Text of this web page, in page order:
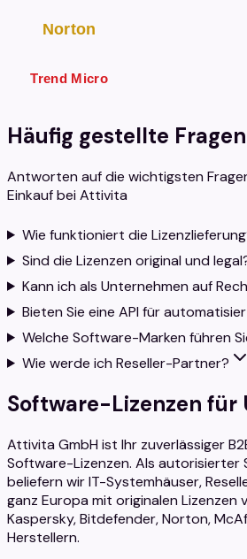
Häufig gestellte Fragen
Antworten auf die wichtigsten
Einkauf bei Attivita
Wie funktioniert die
Sind die Lizenzen original und
Kann ich als Unternehmen auf
Bieten Sie eine API für
Welche Software-Marken führen
Wie werde ich Reseller-Partner?
Software-Lizenzen für
Attivita GmbH ist Ihr zuverlässiger
Software-Lizenzen. Als
beliefern wir IT-Systemhäuser,
ganz Europa mit originalen Lizenzen
Kaspersky, Bitdefender, Norton,
Herstellern.